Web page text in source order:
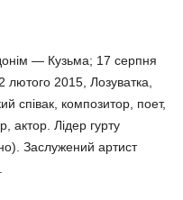
— Кузьма; 17 серпня
лютого 2015, Лозуватка,
співак, композитор, поет,
актор. Лідер гурту
Заслужений артист